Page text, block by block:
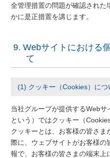
全管理措置の問題が確認され
かに是正措置を講じます。
9. Webサイトにおける
て
(1) クッキー（Cookies）につ
当社グループが提供するWebサ
という）ではクッキー（
クッキーとは、お客様の皆さま
際に、ウェブサイトがお客様
報で、お客様の皆さまの端末上